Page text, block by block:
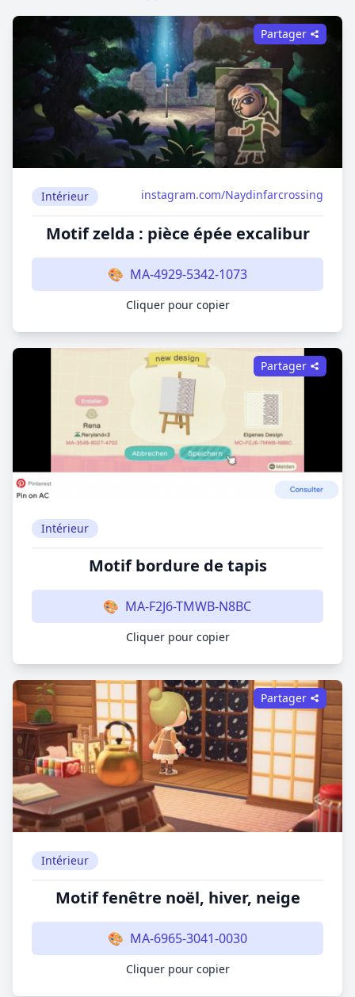
Intérieur instagram.com/Naydinfarcrossing
Motif zelda : pièce épée excalibur
🎨 MA-4929-5342-1073
Cliquer pour copier
Partager
Intérieur
Motif bordure de tapis
🎨 MA-F2J6-TMWB-N8BC
Cliquer pour copier
Partager
Intérieur
Motif fenêtre noël, hiver, neige
🎨 MA-6965-3041-0030
Cliquer pour copier
Partager